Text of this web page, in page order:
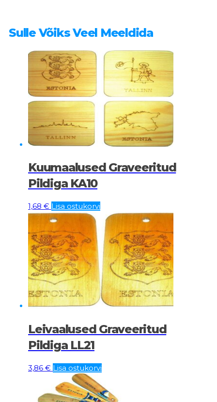
Sulle Võiks Veel Meeldida
Kuumaalused Graveeritud
Pildiga KA10
1,68 € Lisa ostukorvi
Leivaalused Graveeritud
Pildiga LL21
3,86 € Lisa ostukorvi